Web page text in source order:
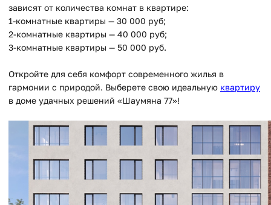
зависят от количества комнат в квартире:
1-комнатные квартиры — 30 000 руб;
2-комнатные квартиры — 40 000 руб;
3-комнатные квартиры — 50 000 руб.
Откройте для себя комфорт современного жилья в
гармонии с природой. Выберете свою идеальную квартиру
в доме удачных решений «Шаумяна 77»!